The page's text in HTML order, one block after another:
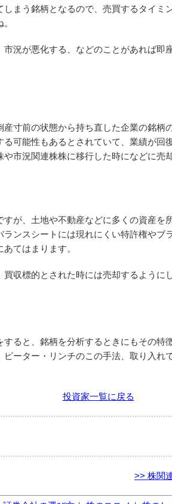
しまう銘柄となるので、売買するタイミ
市況が悪化する、などのことがあれば即
産寸前の状態から持ち直した企業の銘柄
る可能性もあるとされていて、業績が回
市況関連株株に移行した時になどに売
すが、土地や不動産などに多くの資産を
ランスシートには現れにくい特許権やブ
てはまります。
買収標的とされた時には売却するように
すると、銘柄を分析するときにもその特
ピーター・リンチのこの手法、取り入れ
投資家一覧に戻る
>> 株関